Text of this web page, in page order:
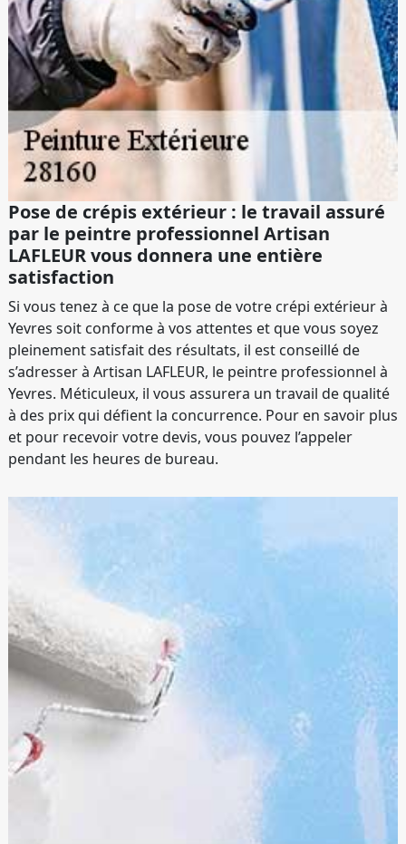
Pose de crépis extérieur : le travail assuré
par le peintre professionnel Artisan
LAFLEUR vous donnera une entière
satisfaction
Si vous tenez à ce que la pose de votre crépi extérieur à
Yevres soit conforme à vos attentes et que vous soyez
pleinement satisfait des résultats, il est conseillé de
s’adresser à Artisan LAFLEUR, le peintre professionnel à
Yevres. Méticuleux, il vous assurera un travail de qualité
à des prix qui défient la concurrence. Pour en savoir plus
et pour recevoir votre devis, vous pouvez l’appeler
pendant les heures de bureau.